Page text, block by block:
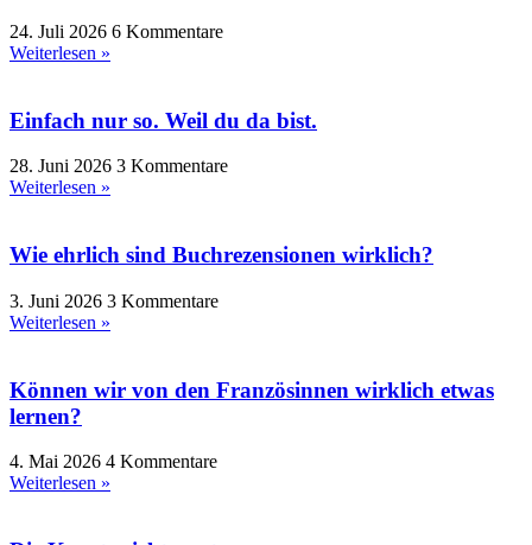
24. Juli 2026 6 Kommentare
Weiterlesen »
Einfach nur so. Weil du da bist.
28. Juni 2026 3 Kommentare
Weiterlesen »
Wie ehrlich sind Buchrezensionen wirklich?
3. Juni 2026 3 Kommentare
Weiterlesen »
Können wir von den Französinnen wirklich etwas
lernen?
4. Mai 2026 4 Kommentare
Weiterlesen »